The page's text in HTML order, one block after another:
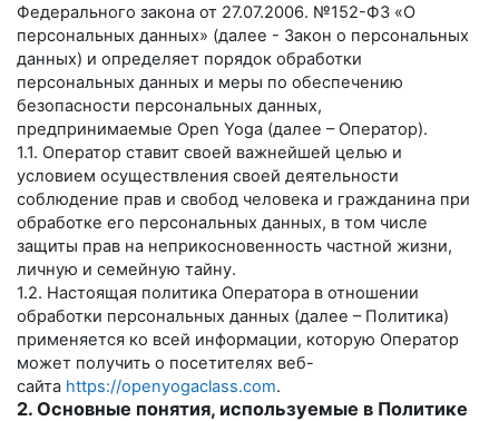
Федерального закона от 27.07.2006. №152-ФЗ «О
персональных данных» (далее - Закон о персональных
данных) и определяет порядок обработки
персональных данных и меры по обеспечению
безопасности персональных данных,
предпринимаемые Open Yoga (далее – Оператор).
1.1. Оператор ставит своей важнейшей целью и
условием осуществления своей деятельности
соблюдение прав и свобод человека и гражданина при
обработке его персональных данных, в том числе
защиты прав на неприкосновенность частной жизни,
личную и семейную тайну.
1.2. Настоящая политика Оператора в отношении
обработки персональных данных (далее – Политика)
применяется ко всей информации, которую Оператор
может получить о посетителях веб-
сайта https://openyogaclass.com.
2. Основные понятия, используемые в Политике